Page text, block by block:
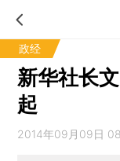
政经
新华社长
起
2014年09月09日